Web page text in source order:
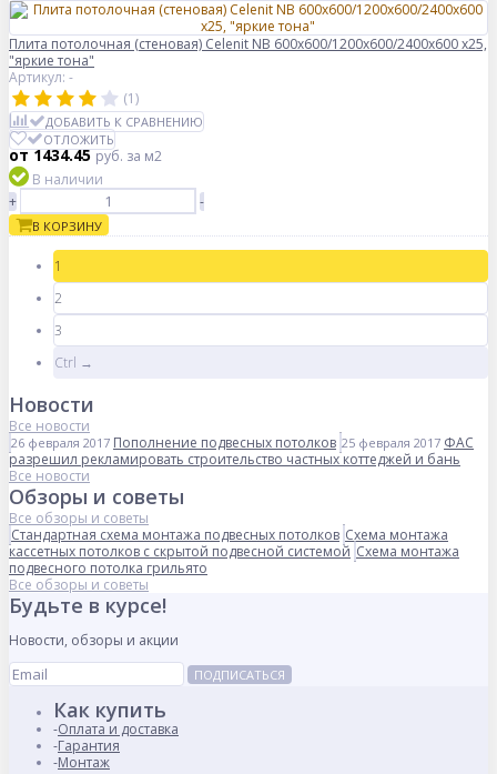
Плита потолочная (стеновая) Celenit NB 600x600/1200x600/2400x600 x25,
"яркие тона"
Артикул: -
(1)
ДОБАВИТЬ К СРАВНЕНИЮ
ОТЛОЖИТЬ
от 1434.45руб. за м2
В наличии
+
-
В КОРЗИНУ
1
2
3
Ctrl →
Новости
Все новости
26 февраля 2017 Пополнение подвесных потолков 25 февраля 2017 ФАС
разрешил рекламировать строительство частных коттеджей и бань
Все новости
Обзоры и советы
Все обзоры и советы
Стандартная схема монтажа подвесных потолков Схема монтажа
кассетных потолков с скрытой подвесной системой Схема монтажа
подвесного потолка грильято
Все обзоры и советы
Будьте в курсе!
Новости, обзоры и акции
ПОДПИСАТЬСЯ
Как купить
Оплата и доставка
Гарантия
Монтаж